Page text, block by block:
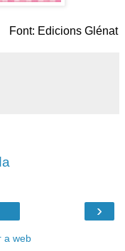
Font: Edicions Glénat
›
a web